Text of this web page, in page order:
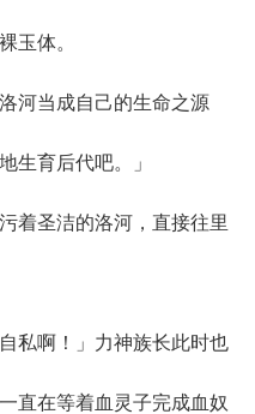
玉体。
当成自己的生命之源
生育后代吧。」
圣洁的洛河，直接往里
啊！」力神族长此时也
直在等着血灵子完成血奴